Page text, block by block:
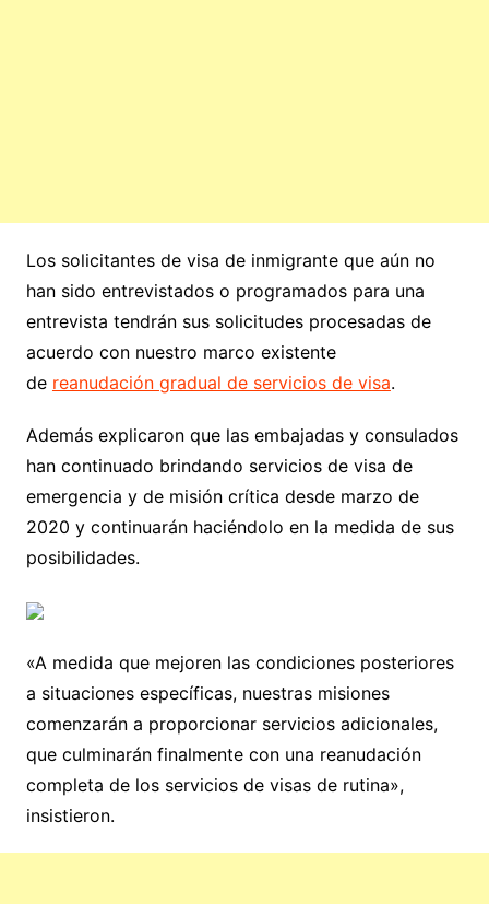
Los solicitantes de visa de inmigrante que aún no
han sido entrevistados o programados para una
entrevista tendrán sus solicitudes procesadas de
acuerdo con nuestro marco existente
de reanudación gradual de servicios de visa.
Además explicaron que las embajadas y consulados
han continuado brindando servicios de visa de
emergencia y de misión crítica desde marzo de
2020 y continuarán haciéndolo en la medida de sus
posibilidades.
«A medida que mejoren las condiciones posteriores
a situaciones específicas, nuestras misiones
comenzarán a proporcionar servicios adicionales,
que culminarán finalmente con una reanudación
completa de los servicios de visas de rutina»,
insistieron.